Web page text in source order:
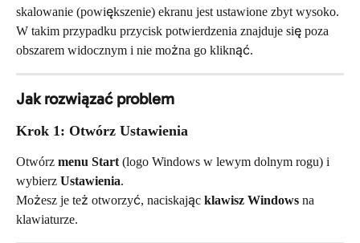
skalowanie (powiększenie) ekranu jest ustawione zbyt wysoko.
W takim przypadku przycisk potwierdzenia znajduje się poza
obszarem widocznym i nie można go kliknąć.
Jak rozwiązać problem
Krok 1: Otwórz Ustawienia
Otwórz menu Start (logo Windows w lewym dolnym rogu) i
wybierz Ustawienia.
Możesz je też otworzyć, naciskając klawisz Windows na
klawiaturze.